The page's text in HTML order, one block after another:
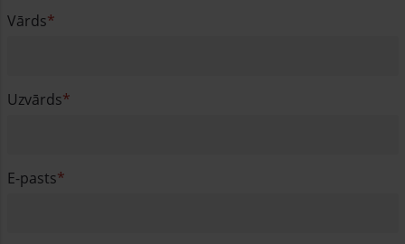
Vārds
Uzvārds
E-pasts